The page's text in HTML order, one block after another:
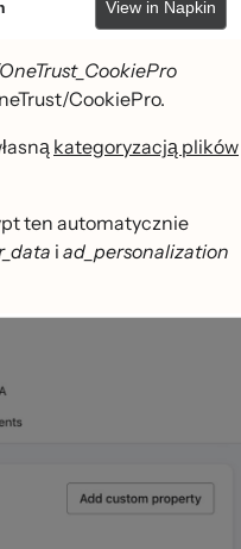
CookiePro.
kategoryzacją plików
ten automatycznie
i ad_personalization